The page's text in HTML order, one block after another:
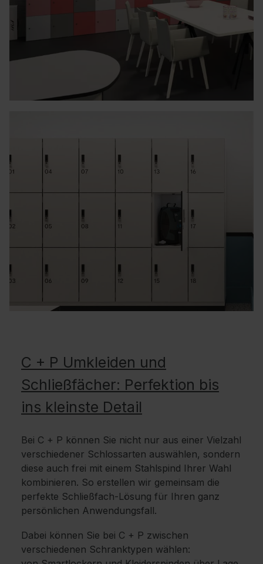
C + P Umkleiden und
Schließfächer: Perfektion bis
ins kleinste Detail
Bei C + P können Sie nicht nur aus einer Vielzahl
verschiedener Schlossarten auswählen, sondern
diese auch frei mit einem Stahlspind Ihrer Wahl
kombinieren. So erstellen wir gemeinsam die
perfekte Schließfach-Lösung für Ihren ganz
persönlichen Anwendungsfall.
Dabei können Sie bei C + P zwischen
verschiedenen Schranktypen wählen: